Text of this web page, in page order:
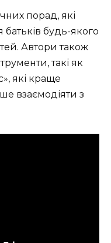
порад, які
будь-якого
Автори також
такі як
які краще
взаємодіяти з